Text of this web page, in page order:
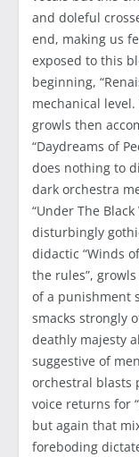
and doleful
end, making us
exposed to this
beginning,
mechanical
growls then
“Daydreams of
does nothing to
dark orchestra
“Under The
disturbingly
didactic “Winds
the rules”,
of a punishment
smacks strongly
deathly majesty
suggestive of
orchestral blasts
voice returns for
but again that
foreboding